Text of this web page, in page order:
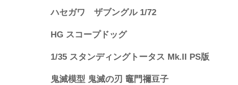
ハセガワ ザブングル 1/72
HG スコープドッグ
1/35 スタンディングトータス Mk.II PS版
鬼滅模型 鬼滅の刃 竈門禰豆子